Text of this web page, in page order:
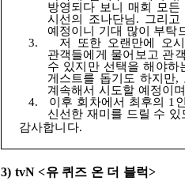
방영되다 보니 매회 모
시선의 조나단님. 그리
예정이니 기대 많이 부탁
3.
저 또한 오랜만에 오
관객들에게 물어보고 관
수 있지만 선택을 해야하
게스트를 돕기도 하지만,
계속해서 시도할 예정이며
4.
이후 회차에서 최후의 1
신선한 재미를 드릴 수 있
감사합니다.
3) tvN <유 퀴즈 온 더 블럭>